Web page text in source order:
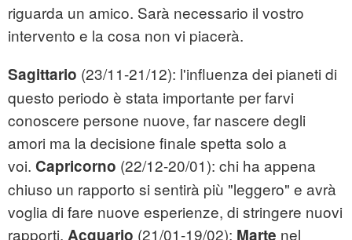
riguarda un amico. Sarà necessario il vostro
intervento e la cosa non vi piacerà.
Sagittario (23/11-21/12): l'influenza dei pianeti di
questo periodo è stata importante per farvi
conoscere persone nuove, far nascere degli
amori ma la decisione finale spetta solo a
voi. Capricorno (22/12-20/01): chi ha appena
chiuso un rapporto si sentirà più "leggero" e avrà
voglia di fare nuove esperienze, di stringere nuovi
rapporti. Acquario (21/01-19/02): Marte nel